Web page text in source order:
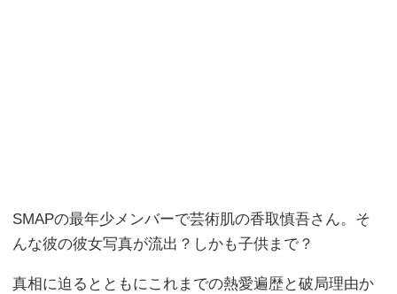
SMAPの最年少メンバーで芸術肌の香取慎吾さん。そ
んな彼の彼女写真が流出？しかも子供まで？
真相に迫るとともにこれまでの熱愛遍歴と破局理由か